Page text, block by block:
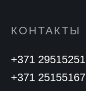
КОНТАКТЫ
+371 29515251
+371 25155167